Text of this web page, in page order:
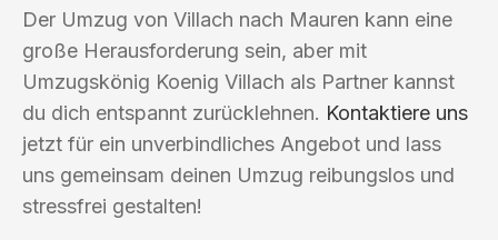
Der Umzug von Villach nach Mauren kann eine
große Herausforderung sein, aber mit
Umzugskönig Koenig Villach als Partner kannst
du dich entspannt zurücklehnen. Kontaktiere uns
jetzt für ein unverbindliches Angebot und lass
uns gemeinsam deinen Umzug reibungslos und
stressfrei gestalten!